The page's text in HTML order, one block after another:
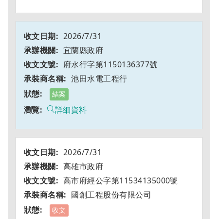
2026/7/31
宜蘭縣政府
府水行字第1150136377號
池田水電工程行
結案
詳細資料
2026/7/31
高雄市政府
高市府經公字第11534135000號
國創工程股份有限公司
收文